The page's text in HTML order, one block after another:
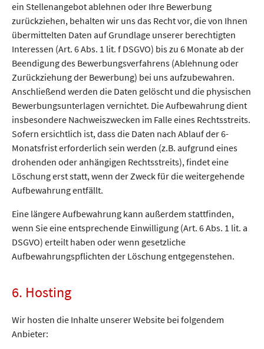
ein Stellenangebot ablehnen oder Ihre Bewerbung
zurückziehen, behalten wir uns das Recht vor, die von Ihnen
übermittelten Daten auf Grundlage unserer berechtigten
Interessen (Art. 6 Abs. 1 lit. f DSGVO) bis zu 6 Monate ab der
Beendigung des Bewerbungsverfahrens (Ablehnung oder
Zurückziehung der Bewerbung) bei uns aufzubewahren.
Anschließend werden die Daten gelöscht und die physischen
Bewerbungsunterlagen vernichtet. Die Aufbewahrung dient
insbesondere Nachweiszwecken im Falle eines Rechtsstreits.
Sofern ersichtlich ist, dass die Daten nach Ablauf der 6-
Monatsfrist erforderlich sein werden (z.B. aufgrund eines
drohenden oder anhängigen Rechtsstreits), findet eine
Löschung erst statt, wenn der Zweck für die weitergehende
Aufbewahrung entfällt.
Eine längere Aufbewahrung kann außerdem stattfinden,
wenn Sie eine entsprechende Einwilligung (Art. 6 Abs. 1 lit. a
DSGVO) erteilt haben oder wenn gesetzliche
Aufbewahrungspflichten der Löschung entgegenstehen.
6. Hosting
Wir hosten die Inhalte unserer Website bei folgendem
Anbieter: